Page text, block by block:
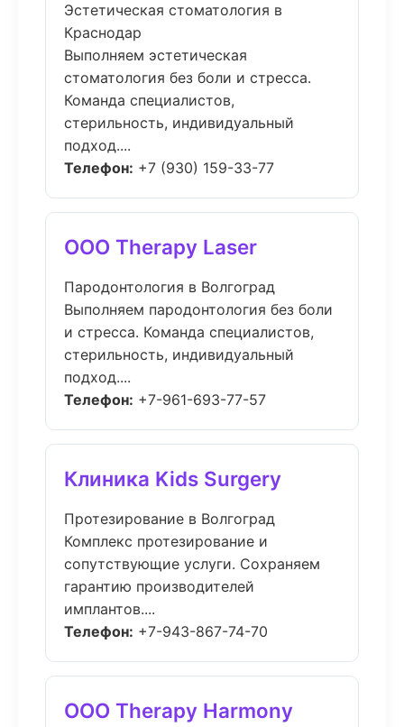
Эстетическая стоматология в
Краснодар
Выполняем эстетическая
стоматология без боли и стресса.
Команда специалистов,
стерильность, индивидуальный
подход....
Телефон: +7 (930) 159-33-77
ООО Therapy Laser
Пародонтология в Волгоград
Выполняем пародонтология без боли
и стресса. Команда специалистов,
стерильность, индивидуальный
подход....
Телефон: +7-961-693-77-57
Клиника Kids Surgery
Протезирование в Волгоград
Комплекс протезирование и
сопутствующие услуги. Сохраняем
гарантию производителей
имплантов....
Телефон: +7-943-867-74-70
ООО Therapy Harmony